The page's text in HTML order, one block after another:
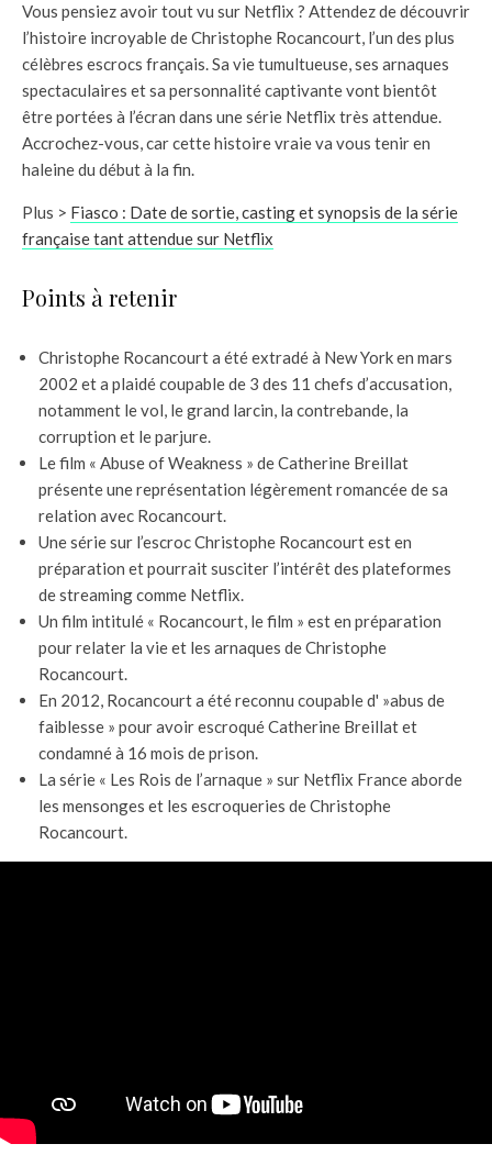
Vous pensiez avoir tout vu sur Netflix ? Attendez de découvrir
l’histoire incroyable de Christophe Rocancourt, l’un des plus
célèbres escrocs français. Sa vie tumultueuse, ses arnaques
spectaculaires et sa personnalité captivante vont bientôt
être portées à l’écran dans une série Netflix très attendue.
Accrochez-vous, car cette histoire vraie va vous tenir en
haleine du début à la fin.
Plus > Fiasco : Date de sortie, casting et synopsis de la série
française tant attendue sur Netflix
Points à retenir
Christophe Rocancourt a été extradé à New York en mars
2002 et a plaidé coupable de 3 des 11 chefs d’accusation,
notamment le vol, le grand larcin, la contrebande, la
corruption et le parjure.
Le film « Abuse of Weakness » de Catherine Breillat
présente une représentation légèrement romancée de sa
relation avec Rocancourt.
Une série sur l’escroc Christophe Rocancourt est en
préparation et pourrait susciter l’intérêt des plateformes
de streaming comme Netflix.
Un film intitulé « Rocancourt, le film » est en préparation
pour relater la vie et les arnaques de Christophe
Rocancourt.
En 2012, Rocancourt a été reconnu coupable d' »abus de
faiblesse » pour avoir escroqué Catherine Breillat et
condamné à 16 mois de prison.
La série « Les Rois de l’arnaque » sur Netflix France aborde
les mensonges et les escroqueries de Christophe
Rocancourt.